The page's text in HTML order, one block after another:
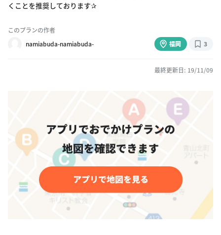
くことを推奨しております✰
このプランの作者
namiabuda-namiabuda-
福岡 3
最終更新日: 19/11/09